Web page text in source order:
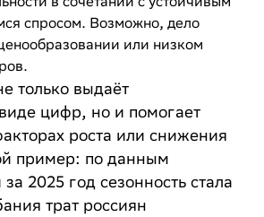
спросом. Возможно, дело
или низком
только выдаёт
цифр, но и помогает
роста или снижения
пример: по данным
2025 год сезонность стала
трат россиян